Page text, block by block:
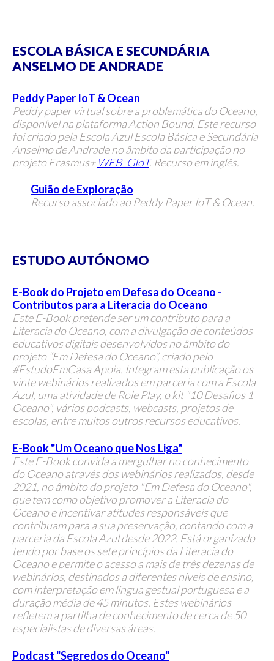
ESCOLA BÁSICA E SECUNDÁRIA
ANSELMO DE ANDRADE
Peddy Paper IoT & Ocean
Peddy paper virtual sobre a problemática do Oceano,
disponível na plataforma Action Bound. Este recurso
foi criado pela Escola Azul Escola Básica e Secundária
Anselmo de Andrade no âmbito da participação no
projeto Erasmus+ WEB_GIoT. Recurso em inglês.
Guião de Exploração
Recurso associado ao Peddy Paper IoT & Ocean.
ESTUDO AUTÓNOMO
E-Book do Projeto em Defesa do Oceano -
Contributos para a Literacia do Oceano
Este E-Book pretende ser um contributo para a
Literacia do Oceano, com a divulgação de conteúdos
educativos digitais desenvolvidos no âmbito do
projeto “Em Defesa do Oceano”, criado pelo
#EstudoEmCasa Apoia. Integram esta publicação os
vinte webinários realizados em parceria com a Escola
Azul, uma atividade de Role Play, o kit "10 Desafios 1
Oceano", vários podcasts, webcasts, projetos de
escolas, entre muitos outros recursos educativos.
E-Book "Um Oceano que Nos Liga"
Este E-Book convida a mergulhar no conhecimento
do Oceano através dos webinários realizados, desde
2021, no âmbito do projeto "Em Defesa do Oceano",
que tem como objetivo promover a Literacia do
Oceano e incentivar atitudes responsáveis que
contribuam para a sua preservação, contando com a
parceria da Escola Azul desde 2022. Está organizado
tendo por base os sete princípios da Literacia do
Oceano e permite o acesso a mais de três dezenas de
webinários, destinados a diferentes níveis de ensino,
com interpretação em língua gestual portuguesa e a
duração média de 45 minutos. Estes webinários
refletem a partilha de conhecimento de cerca de 50
especialistas de diversas áreas.
Podcast "Segredos do Oceano"